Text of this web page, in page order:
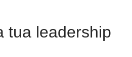
tua leadership